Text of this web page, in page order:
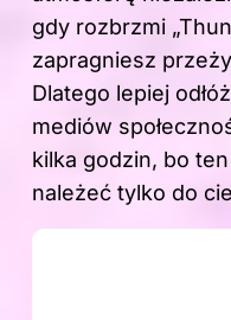
gdy rozbrzmi
zapragniesz
Dlatego lepiej
mediów
kilka godzin, bo
należeć tylko do